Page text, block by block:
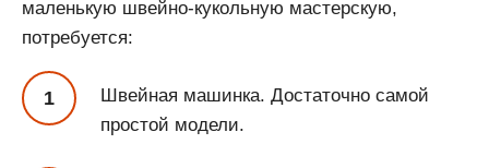
маленькую швейно-кукольную мастерскую,
потребуется:
Швейная машинка. Достаточно самой
простой модели.